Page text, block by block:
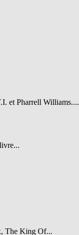
et Pharrell Williams....
The King Of...